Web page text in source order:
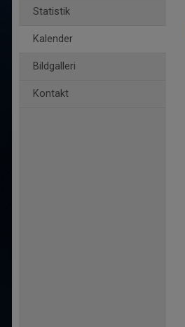
Statistik
Kalender
Bildgalleri
Kontakt